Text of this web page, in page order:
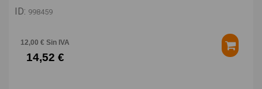
ID: 998459
12,00 € Sin IVA
14,52 €